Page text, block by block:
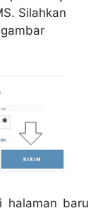
Silahkan
halaman baru